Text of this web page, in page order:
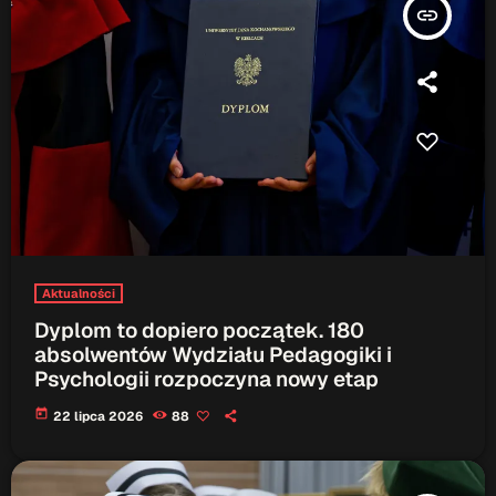
insert_link
Aktualności
Dyplom to dopiero początek. 180
absolwentów Wydziału Pedagogiki i
Psychologii rozpoczyna nowy etap
today 22 lipca 2026 88